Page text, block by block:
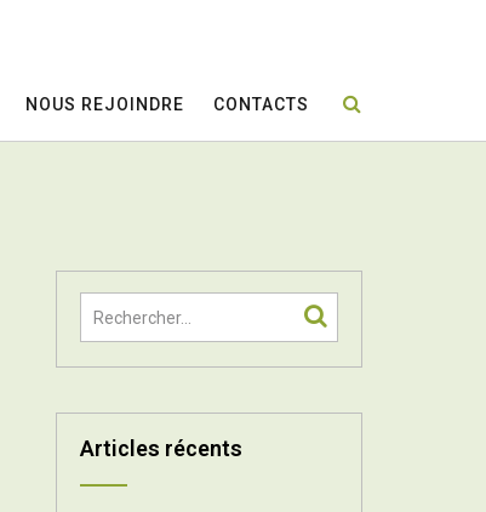
NOUS REJOINDRE CONTACTS
Articles récents